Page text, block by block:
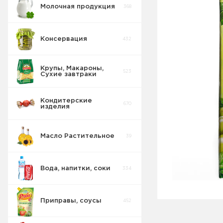
Молочная продукция 368
Консервация 432
Крупы, Макароны,
Сухие завтраки
523
Кондитерские
изделия
670
Масло Растительное 39
Вода, напитки, соки 334
Соки Нектары
Приправы, соусы 452